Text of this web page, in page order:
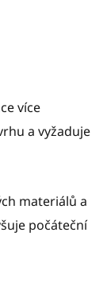
více
a vyžaduje
materiálů a
počáteční